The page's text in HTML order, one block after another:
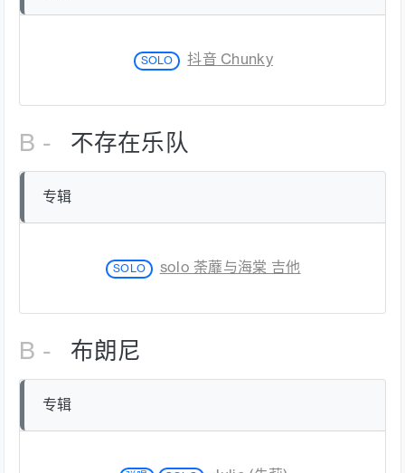
SOLO 抖音 Chunky
B - 不存在乐队
专辑
SOLO solo 荼蘼与海棠 吉他
B - 布朗尼
专辑